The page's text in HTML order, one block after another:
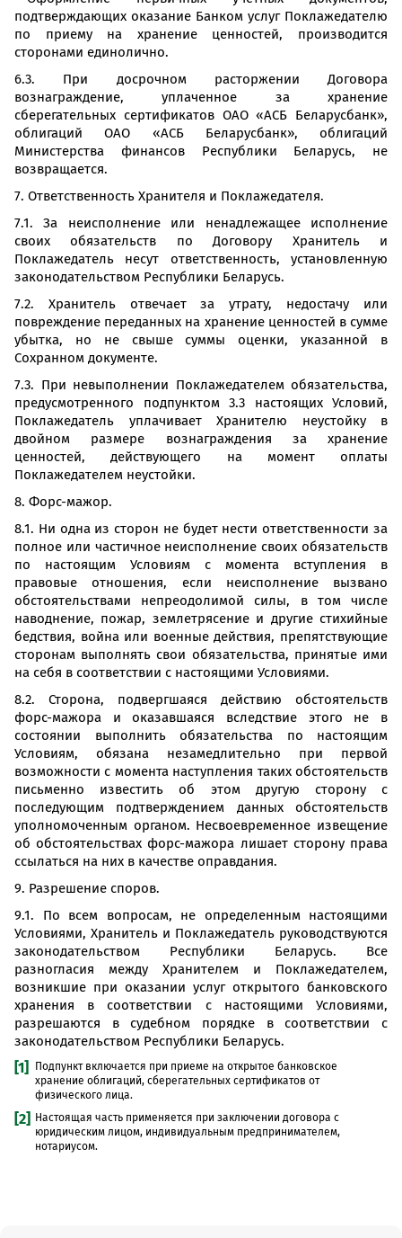
подтверждающих оказание Банком услуг Поклажедателю
по приему на хранение ценностей, производится
сторонами единолично.
6.3. При досрочном расторжении Договора
вознаграждение, уплаченное за хранение
сберегательных сертификатов ОАО «АСБ Беларусбанк»,
облигаций ОАО «АСБ Беларусбанк», облигаций
Министерства финансов Республики Беларусь, не
возвращается.
7. Ответственность Хранителя и Поклажедателя.
7.1. За неисполнение или ненадлежащее исполнение
своих обязательств по Договору Хранитель и
Поклажедатель несут ответственность, установленную
законодательством Республики Беларусь.
7.2. Хранитель отвечает за утрату, недостачу или
повреждение переданных на хранение ценностей в сумме
убытка, но не свыше суммы оценки, указанной в
Сохранном документе.
7.3. При невыполнении Поклажедателем обязательства,
предусмотренного подпунктом 3.3 настоящих Условий,
Поклажедатель уплачивает Хранителю неустойку в
двойном размере вознаграждения за хранение
ценностей, действующего на момент оплаты
Поклажедателем неустойки.
8. Форс-мажор.
8.1. Ни одна из сторон не будет нести ответственности за
полное или частичное неисполнение своих обязательств
по настоящим Условиям с момента вступления в
правовые отношения, если неисполнение вызвано
обстоятельствами непреодолимой силы, в том числе
наводнение, пожар, землетрясение и другие стихийные
бедствия, война или военные действия, препятствующие
сторонам выполнять свои обязательства, принятые ими
на себя в соответствии с настоящими Условиями.
8.2. Сторона, подвергшаяся действию обстоятельств
форс-мажора и оказавшаяся вследствие этого не в
состоянии выполнить обязательства по настоящим
Условиям, обязана незамедлительно при первой
возможности с момента наступления таких обстоятельств
письменно известить об этом другую сторону с
последующим подтверждением данных обстоятельств
уполномоченным органом. Несвоевременное извещение
об обстоятельствах форс-мажора лишает сторону права
ссылаться на них в качестве оправдания.
9. Разрешение споров.
9.1. По всем вопросам, не определенным настоящими
Условиями, Хранитель и Поклажедатель руководствуются
законодательством Республики Беларусь. Все
разногласия между Хранителем и Поклажедателем,
возникшие при оказании услуг открытого банковского
хранения в соответствии с настоящими Условиями,
разрешаются в судебном порядке в соответствии с
законодательством Республики Беларусь.
[1]
Подпункт включается при приеме на открытое банковское
хранение облигаций, сберегательных сертификатов от
физического лица.
[2]
Настоящая часть применяется при заключении договора с
юридическим лицом, индивидуальным предпринимателем,
нотариусом.